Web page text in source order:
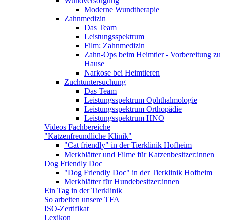
Moderne Wundtherapie
Zahnmedizin
Das Team
Leistungsspektrum
Film: Zahnmedizin
Zahn-Ops beim Heimtier - Vorbereitung zu
Hause
Narkose bei Heimtieren
Zuchtuntersuchung
Das Team
Leistungsspektrum Ophthalmologie
Leistungsspektrum Orthopädie
Leistungsspektrum HNO
Videos Fachbereiche
"Katzenfreundliche Klinik"
"Cat friendly" in der Tierklinik Hofheim
Merkblätter und Filme für Katzenbesitzer:innen
Dog Friendly Doc
"Dog Friendly Doc" in der Tierklinik Hofheim
Merkblätter für Hundebesitzer:innen
Ein Tag in der Tierklinik
So arbeiten unsere TFA
ISO-Zertifikat
Lexikon